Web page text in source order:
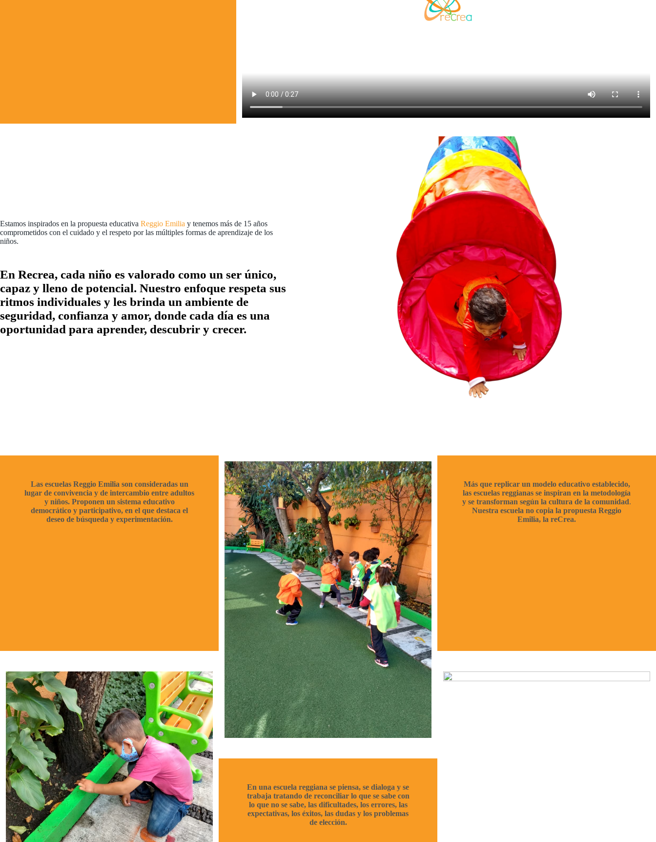
Estamos inspirados en la propuesta educativa Reggio Emilia y tenemos más de 15 años
comprometidos con el cuidado y el respeto por las múltiples formas de aprendizaje de los
niños.
En Recrea, cada niño es valorado como un ser único,
capaz y lleno de potencial. Nuestro enfoque respeta sus
ritmos individuales y les brinda un ambiente de
seguridad, confianza y amor, donde cada día es una
oportunidad para aprender, descubrir y crecer.
Las escuelas Reggio Emilia son consideradas un
lugar de convivencia y de intercambio entre adultos
y niños. Proponen un sistema educativo
democrático y participativo, en el que destaca el
deseo de búsqueda y experimentación.
En una escuela reggiana se piensa, se dialoga y se
trabaja tratando de reconciliar lo que se sabe con
lo que no se sabe, las dificultades, los errores, las
expectativas, los éxitos, las dudas y los problemas
de elección.
Más que replicar un modelo educativo establecido,
las escuelas reggianas se inspiran en la metodología
y se transforman según la cultura de la comunidad.
Nuestra escuela no copia la propuesta Reggio
Emilia, la reCrea.